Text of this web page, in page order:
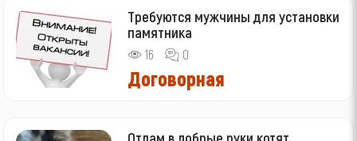
Требуются мужчины для установки
памятника
16 0
Договорная